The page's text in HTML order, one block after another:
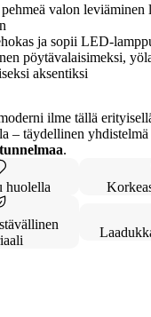
valon leviäminen
ja sopii LED-
pöytävalaisimeksi,
aksentiksi
ilme tällä
– täydellinen yhdistelmä
.
huolella